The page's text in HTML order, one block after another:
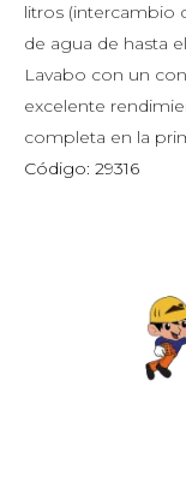
litros (intercambio
de agua de hasta
Lavabo con un
excelente
completa en la
Código: 29316